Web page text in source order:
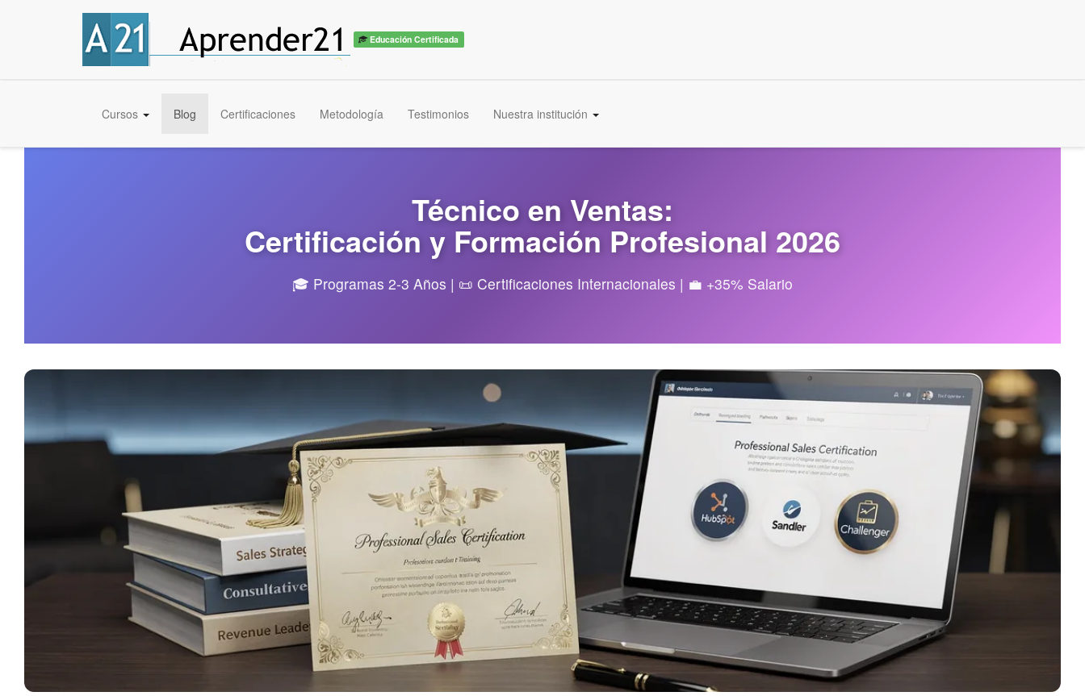
Educación Certificada
Cursos Blog Certificaciones Metodología Testimonios Nuestra institución
Técnico en Ventas:
Certificación y Formación Profesional 2026
🎓 Programas 2-3 Años | 📜 Certificaciones Internacionales | 💼 +35% Salario